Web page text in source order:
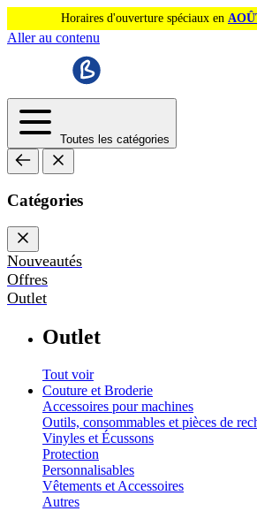
Horaires d'ouverture spéciaux en
Aller au contenu
Toutes les catégories
Catégories
Nouveautés
Offres
Outlet
Outlet
Tout voir
Couture et Broderie
Accessoires pour machines
Outils, consommables et pièces de
Vinyles et Écussons
Protection
Personnalisables
Vêtements et Accessoires
Autres